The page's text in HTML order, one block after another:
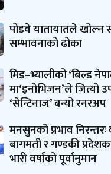
पोडवे यातायातले खोल्न
सम्भावनाको ढोका
मिड–भ्यालीको ‘बिल्ड
मा‘इनोभिजन’ले जित्यो
‘सेन्टिनाज’ बन्यो रनरअप
मनसुनको प्रभाव
बागमती र गण्डकी
भारी वर्षाको पूर्वानुमान